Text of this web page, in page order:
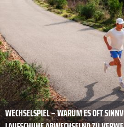
WECHSELSPIEL – WARUM ES OFT